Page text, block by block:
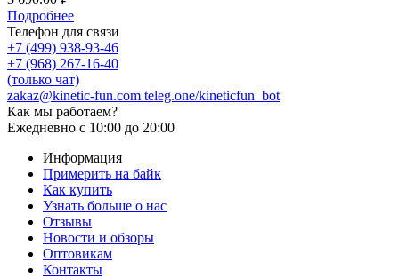
Подробнее
Телефон для связи
+7 (499) 938-93-46
+7 (968) 267-16-40
(только чат)
zakaz@kinetic-fun.com teleg.one/kineticfun_bot
Как мы работаем?
Ежедневно с 10:00 до 20:00
Информация
Примерить на байк
Как купить
Узнать больше о нас
Отзывы
Новости и обзоры
Оптовикам
Контакты